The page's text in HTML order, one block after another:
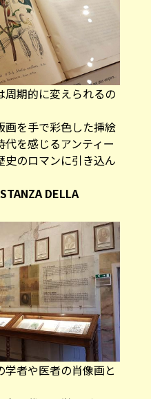
周期的に変えられるの
画を手で彩色した挿絵
を感じるアンティー
史のロマンに引き込ん
DELLA
者や医者の肖像画と